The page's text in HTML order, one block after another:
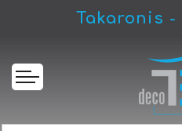
Takaronis
Gloria Aosta Nova